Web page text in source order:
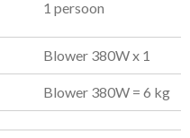
1 persoon
Blower 380W x 1
Blower 380W = 6 kg